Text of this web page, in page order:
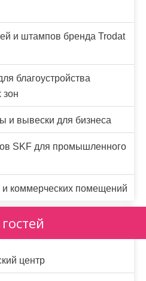
и штампов бренда Trodat
благоустройства
и вывески для бизнеса
SKF для промышленного
коммерческих помещений
центр